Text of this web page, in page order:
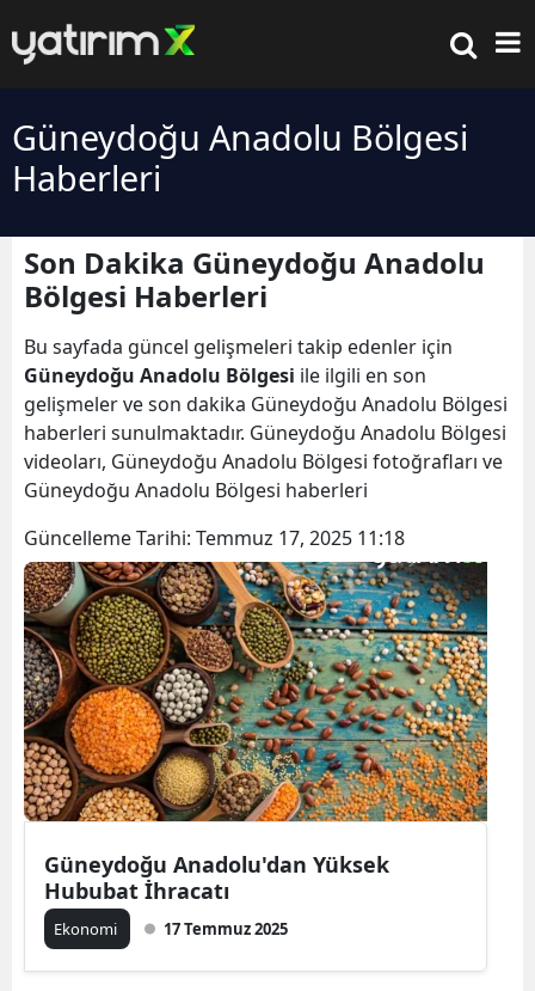
Güneydoğu Anadolu Bölgesi
Haberleri
Son Dakika Güneydoğu Anadolu
Bölgesi Haberleri
Bu sayfada güncel gelişmeleri takip edenler için
Güneydoğu Anadolu Bölgesi ile ilgili en son
gelişmeler ve son dakika Güneydoğu Anadolu Bölgesi
haberleri sunulmaktadır. Güneydoğu Anadolu Bölgesi
videoları, Güneydoğu Anadolu Bölgesi fotoğrafları ve
Güneydoğu Anadolu Bölgesi haberleri
Güncelleme Tarihi: Temmuz 17, 2025 11:18
Güneydoğu Anadolu'dan Yüksek
Hububat İhracatı
Ekonomi 17 Temmuz 2025